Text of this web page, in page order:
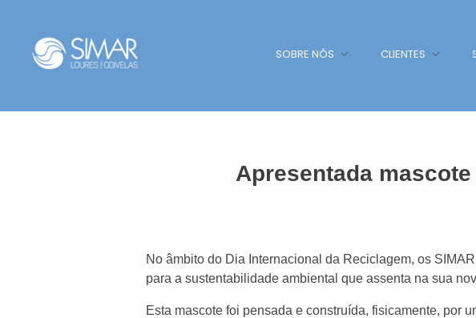
SOBRE NÓS CLIENTES
Apresentada
No âmbito do Dia Internacional da Reciclagem, os
para a sustentabilidade ambiental que assenta na sua
Esta mascote foi pensada e construída, fisicamente, por